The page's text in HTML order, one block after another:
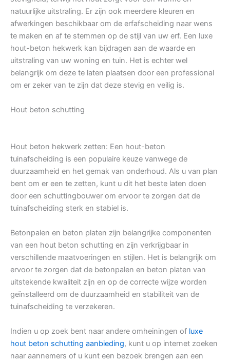
natuurlijke uitstraling. Er zijn ook meerdere kleuren en
afwerkingen beschikbaar om de erfafscheiding naar wens
te maken en af te stemmen op de stijl van uw erf. Een luxe
hout-beton hekwerk kan bijdragen aan de waarde en
uitstraling van uw woning en tuin. Het is echter wel
belangrijk om deze te laten plaatsen door een professional
om er zeker van te zijn dat deze stevig en veilig is.
Hout beton schutting
Hout beton hekwerk zetten: Een hout-beton
tuinafscheiding is een populaire keuze vanwege de
duurzaamheid en het gemak van onderhoud. Als u van plan
bent om er een te zetten, kunt u dit het beste laten doen
door een schuttingbouwer om ervoor te zorgen dat de
tuinafscheiding sterk en stabiel is.
Betonpalen en beton platen zijn belangrijke componenten
van een hout beton schutting en zijn verkrijgbaar in
verschillende maatvoeringen en stijlen. Het is belangrijk om
ervoor te zorgen dat de betonpalen en beton platen van
uitstekende kwaliteit zijn en op de correcte wijze worden
geïnstalleerd om de duurzaamheid en stabiliteit van de
tuinafscheiding te verzekeren.
Indien u op zoek bent naar andere omheiningen of luxe
hout beton schutting aanbieding, kunt u op internet zoeken
naar aannemers of u kunt een bezoek brengen aan een